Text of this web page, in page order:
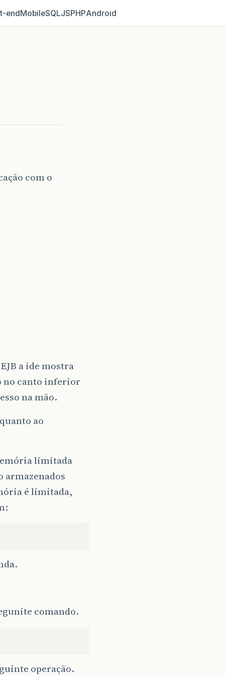
MobileSQLJSPHPAndroid
com o
a ide mostra
no canto inferior
na mão.
ao
limitada
armazenados
é limitada,
comando.
operação.